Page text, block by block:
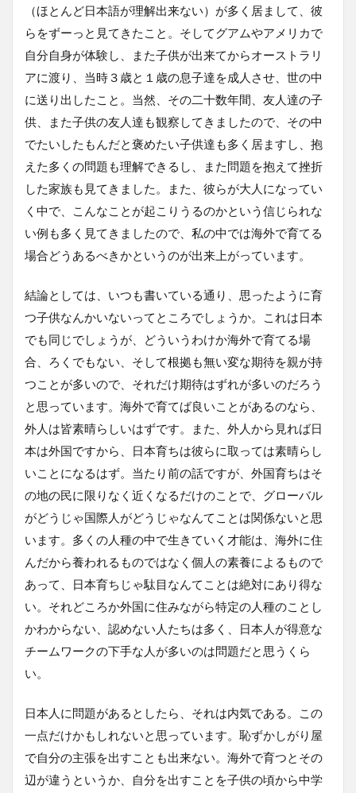
（ほとんど日本語が理解出来ない）が多く居まして、彼
らをずーっと見てきたこと。そしてグアムやアメリカで
自分自身が体験し、また子供が出来てからオーストラリ
アに渡り、当時３歳と１歳の息子達を成人させ、世の中
に送り出したこと。当然、その二十数年間、友人達の子
供、また子供の友人達も観察してきましたので、その中
でたいしたもんだと褒めたい子供達も多く居ますし、抱
えた多くの問題も理解できるし、また問題を抱えて挫折
した家族も見てきました。また、彼らが大人になってい
く中で、こんなことが起こりうるのかという信じられな
い例も多く見てきましたので、私の中では海外で育てる
場合どうあるべきかというのが出来上がっています。
結論としては、いつも書いている通り、思ったように育
つ子供なんかいないってところでしょうか。これは日本
でも同じでしょうが、どういうわけか海外で育てる場
合、ろくでもない、そして根拠も無い変な期待を親が持
つことが多いので、それだけ期待はずれが多いのだろう
と思っています。海外で育てば良いことがあるのなら、
外人は皆素晴らしいはずです。また、外人から見れば日
本は外国ですから、日本育ちは彼らに取っては素晴らし
いことになるはず。当たり前の話ですが、外国育ちはそ
の地の民に限りなく近くなるだけのことで、グローバル
がどうじゃ国際人がどうじゃなんてことは関係ないと思
います。多くの人種の中で生きていく才能は、海外に住
んだから養われるものではなく個人の素養によるもので
あって、日本育ちじゃ駄目なんてことは絶対にあり得な
い。それどころか外国に住みながら特定の人種のことし
かわからない、認めない人たちは多く、日本人が得意な
チームワークの下手な人が多いのは問題だと思うくら
い。
日本人に問題があるとしたら、それは内気である。この
一点だけかもしれないと思っています。恥ずかしがり屋
で自分の主張を出すことも出来ない。海外で育つとその
辺が違うというか、自分を出すことを子供の頃から中学